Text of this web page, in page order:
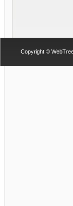
Copyright ©